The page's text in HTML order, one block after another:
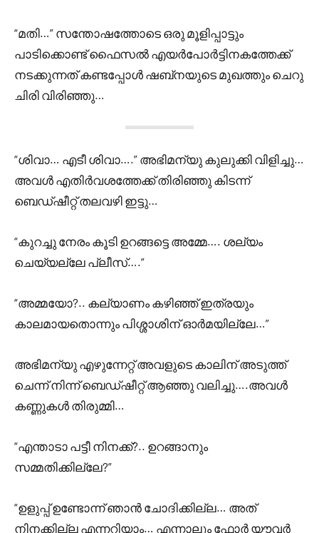
“മതി…” സന്തോഷത്തോടെ ഒരു മൂളിപ്പാട്ടും
പാടിക്കൊണ്ട് ഫൈസൽ എയർപോർട്ടിനകത്തേക്ക്
നടക്കുന്നത് കണ്ടപ്പോൾ ഷബ്‌നയുടെ മുഖത്തും ചെറു
ചിരി വിരിഞ്ഞു…
“ശിവാ… എടീ ശിവാ….” അഭിമന്യു കുലുക്കി വിളിച്ചു…
അവൾ എതിർവശത്തേക്ക് തിരിഞ്ഞു കിടന്ന്
ബെഡ്ഷീറ്റ് തലവഴി ഇട്ടു…
“കുറച്ചു നേരം കൂടി ഉറങ്ങട്ടെ അമ്മേ…. ശല്യം
ചെയ്യല്ലേ പ്ലീസ്….”
“അമ്മയോ?.. കല്യാണം കഴിഞ്ഞ് ഇത്രയും
കാലമായതൊന്നും പിശ്ശാശിന് ഓർമയില്ലേ…”
അഭിമന്യു എഴുന്നേറ്റ് അവളുടെ കാലിന് അടുത്ത്
ചെന്ന് നിന്ന് ബെഡ്ഷീറ്റ് ആഞ്ഞു വലിച്ചു….അവൾ
കണ്ണുകൾ തിരുമ്മി…
“എന്താടാ പട്ടീ നിനക്ക്?.. ഉറങ്ങാനും
സമ്മതിക്കില്ലേ?”
“ഉളുപ്പ് ഉണ്ടോന്ന് ഞാൻ ചോദിക്കില്ല… അത്
നിനക്കില്ല എന്നറിയാം… എന്നാലും ഫോർ യൗവർ